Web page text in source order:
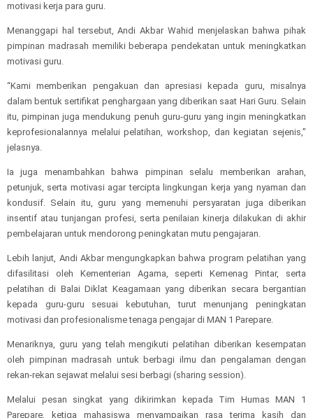
motivasi kerja para guru.
Menanggapi hal tersebut, Andi Akbar Wahid menjelaskan bahwa pihak
pimpinan madrasah memiliki beberapa pendekatan untuk meningkatkan
motivasi guru.
“Kami memberikan pengakuan dan apresiasi kepada guru, misalnya
dalam bentuk sertifikat penghargaan yang diberikan saat Hari Guru. Selain
itu, pimpinan juga mendukung penuh guru-guru yang ingin meningkatkan
keprofesionalannya melalui pelatihan, workshop, dan kegiatan sejenis,”
jelasnya.
Ia juga menambahkan bahwa pimpinan selalu memberikan arahan,
petunjuk, serta motivasi agar tercipta lingkungan kerja yang nyaman dan
kondusif. Selain itu, guru yang memenuhi persyaratan juga diberikan
insentif atau tunjangan profesi, serta penilaian kinerja dilakukan di akhir
pembelajaran untuk mendorong peningkatan mutu pengajaran.
Lebih lanjut, Andi Akbar mengungkapkan bahwa program pelatihan yang
difasilitasi oleh Kementerian Agama, seperti Kemenag Pintar, serta
pelatihan di Balai Diklat Keagamaan yang diberikan secara bergantian
kepada guru-guru sesuai kebutuhan, turut menunjang peningkatan
motivasi dan profesionalisme tenaga pengajar di MAN 1 Parepare.
Menariknya, guru yang telah mengikuti pelatihan diberikan kesempatan
oleh pimpinan madrasah untuk berbagi ilmu dan pengalaman dengan
rekan-rekan sejawat melalui sesi berbagi (sharing session).
Melalui pesan singkat yang dikirimkan kepada Tim Humas MAN 1
Parepare, ketiga mahasiswa menyampaikan rasa terima kasih dan